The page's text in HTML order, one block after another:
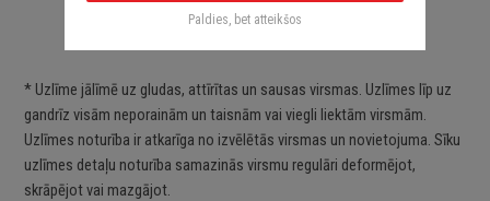
* Uzlīme jālīmē uz gludas, attīrītas un sausas virsmas. Uzlīmes līp uz
gandrīz visām neporainām un taisnām vai viegli liektām virsmām.
Uzlīmes noturība ir atkarīga no izvēlētās virsmas un novietojuma. Sīku
uzlīmes detaļu noturība samazinās virsmu regulāri deformējot,
skrāpējot vai mazgājot.
Paldies, bet atteikšos